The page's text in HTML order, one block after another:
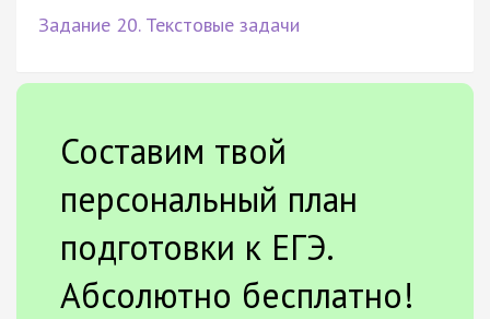
Задание 20. Текстовые задачи
Составим твой
персональный план
подготовки к ЕГЭ.
Абсолютно бесплатно!